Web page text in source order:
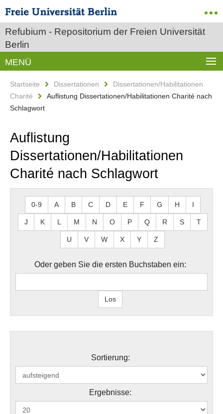
Refubium - Repositorium der Freien Universität
Berlin
MENÜ
Startseite Dissertationen
Dissertationen/Habilitationen
Charité
Auflistung Dissertationen/Habilitationen Charité nach
Schlagwort
Auflistung
Dissertationen/Habilitationen
Charité nach Schlagwort
0-9 A B C D E F G H I
J K L M N O P Q R S T
U V W X Y Z
Oder geben Sie die ersten Buchstaben ein:
Sortierung:
Ergebnisse: